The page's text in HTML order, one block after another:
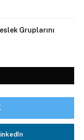
Gruplarını